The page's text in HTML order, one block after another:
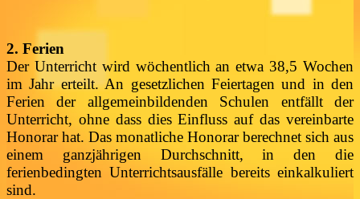
2. Ferien
Der Unterricht wird wöchentlich an etwa 38,5 Wochen
im Jahr erteilt. An gesetzlichen Feiertagen und in den
Ferien der allgemeinbildenden Schulen entfällt der
Unterricht, ohne dass dies Einfluss auf das vereinbarte
Honorar hat. Das monatliche Honorar berechnet sich aus
einem ganzjährigen Durchschnitt, in den die
ferienbedingten Unterrichtsausfälle bereits einkalkuliert
sind.